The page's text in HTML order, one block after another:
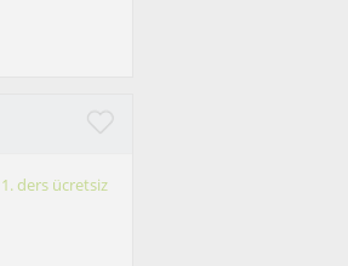
1. ders ücretsiz